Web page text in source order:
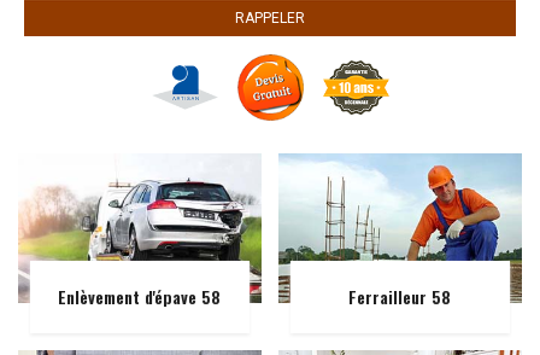
Enlèvement d'épave 58 Ferrailleur 58